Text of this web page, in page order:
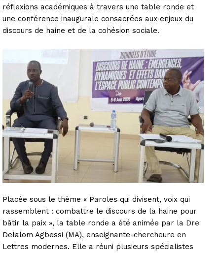
réflexions académiques à travers une table ronde et
une conférence inaugurale consacrées aux enjeux du
discours de haine et de la cohésion sociale.
Placée sous le thème « Paroles qui divisent, voix qui
rassemblent : combattre le discours de la haine pour
bâtir la paix », la table ronde a été animée par la Dre
Delalom Agbessi (MA), enseignante-chercheure en
Lettres modernes. Elle a réuni plusieurs spécialistes